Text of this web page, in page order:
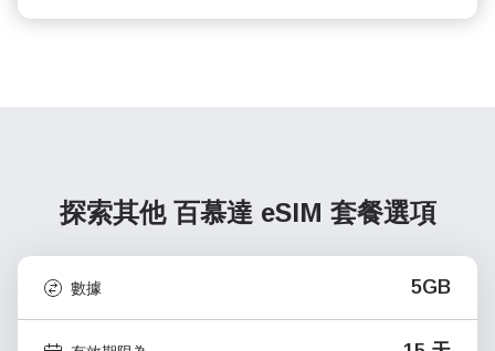
探索其他 百慕達 eSIM 套餐選項
數據 5GB